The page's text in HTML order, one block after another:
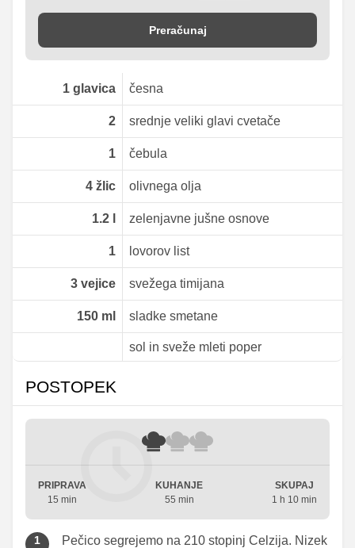
Preračunaj
1glavica česna
2 srednje veliki glavi cvetače
1 čebula
4žlic olivnega olja
1.2l zelenjavne jušne osnove
1 lovorov list
3vejice svežega timijana
150ml sladke smetane
sol in sveže mleti poper
POSTOPEK
PRIPRAVA
15 min
KUHANJE
55 min
SKUPAJ
1 h 10 min
Pečico segrejemo na 210 stopinj Celzija. Nizek